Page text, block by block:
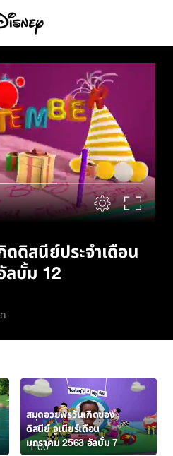
ย์ประจำเดือนกันยายน
ดิสนีย์ประจำเดือน
ลบั้ม 12
1:00
สมุดอวยพรวันเกิดของ
ดิสนีย์ จูเนียร์เดือน
มกราคม 2563 อัลบั้ม 7